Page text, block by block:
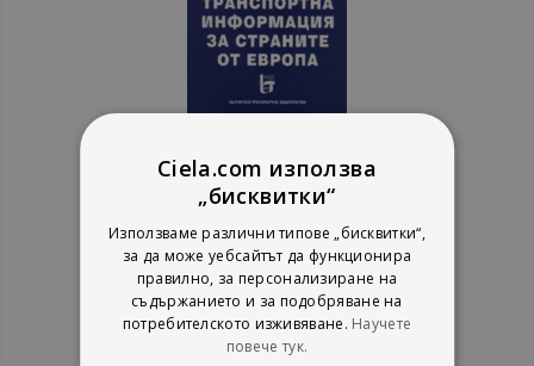
Кой какъв е в транспорта и
спедицията в България
2007/Who is Who in Transport and
Freight Forwarding in Bulgaria 2007
+ CD
Колектив
Българско транспортно издателство
рейтинг:
1% 15,34 €
30,00 лв.
Ciela.com използва
„бисквитки“
Използваме различни типове „бисквитки“,
за да може уебсайтът да функционира
правилно, за персонализиране на
съдържанието и за подобряване на
потребителското изживяване. Научете
повече тук.